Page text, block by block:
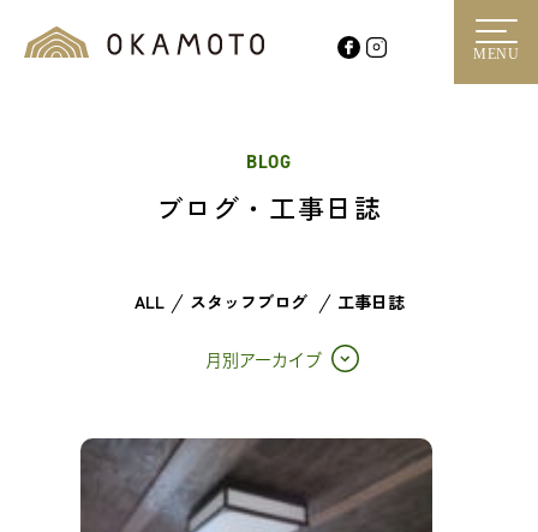
MENU
BLOG
ブログ・工事日誌
ALL スタッフブログ 工事日誌
月別アーカイブ